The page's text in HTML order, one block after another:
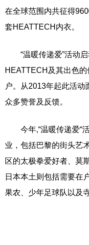
在全球范围内共征得
套HEATTECH内衣。
“温暖传递爱”活动启
HEATTECH及其出色
户。从2013年起此活动
众多赞誉及反馈。
今年,“温暖传递爱“活
业，包括巴黎的街头艺
区的太极拳爱好者、莫
日本本土则包括需要在
果农、少年足球队以及